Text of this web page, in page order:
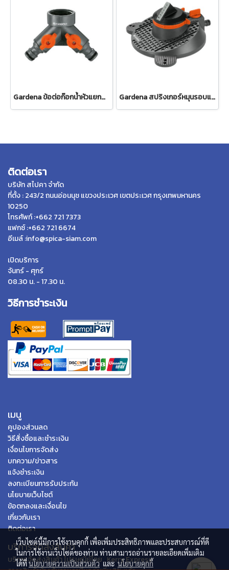
Gardena ข้อต่อก๊อกน้ำหัวแยกสองทาง 26.5 มม. (3/4") (00938-20) Gardena สปริงเกอร์หมุนรอบแบบปรับได้ Tango (02065-20)
ติดต่อเรา
บริษัท สไปคา จำกัด
ที่ตั้ง : 243/2 ถนนอ่อนนุช แขวงประเวศ เขตประเวศ กรุงเทพมหานคร
10250
โทรศัพท์ :+662 721 7373
แฟกซ์ :+662 721 6674
อีเมล์ :info@spica-siam.com
เปิดบริการ
จันทร์ - ศุกร์
08.30 น. - 17.30 น.
วิธีการชำระเงิน
เมนู
คูปองส่วนลด
วิธีสั่งซื้อและชำระเงิน
เงื่อนไขการจัดส่ง
บทความ/ข่าวสาร
แจ้งชำระเงิน
ลงทะเบียนการรับประกัน
นโยบายเว็บไซต์
ข้อตกลงและเงื่อนไข
เกี่ยวกับเรา
ติดต่อเรา
บริการจัดส่งสินค้า
บริการจัดส่งสินค้า ไปรษณีย์ไทย , Kerry Express
เว็บไซต์นี้มีการใช้งานคุกกี้ เพื่อเพิ่มประสิทธิภาพและประสบการณ์ที่ดี
ในการใช้งานเว็บไซต์ของท่าน ท่านสามารถอ่านรายละเอียดเพิ่มเติม
ได้ที่นโยบายความเป็นส่วนตัวและนโยบายคุกกี้